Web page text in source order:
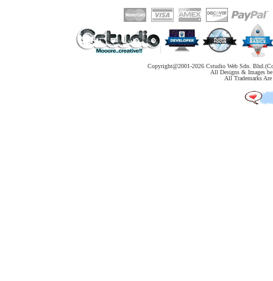
Copyright@2001-2026 Cstudio Web Sdn.
All Designs & Images
All Trademarks